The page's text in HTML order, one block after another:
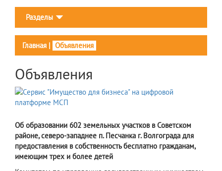
Разделы
Главная | Объявления
Объявления
Об образовании 602 земельных участков в Советском
районе, северо-западнее п. Песчанка г. Волгограда для
предоставления в собственность бесплатно гражданам,
имеющим трех и более детей